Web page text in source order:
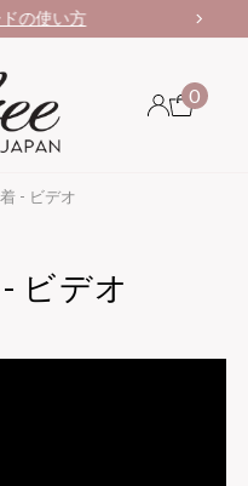
の使い方
0
- ビデオ
ビデオ